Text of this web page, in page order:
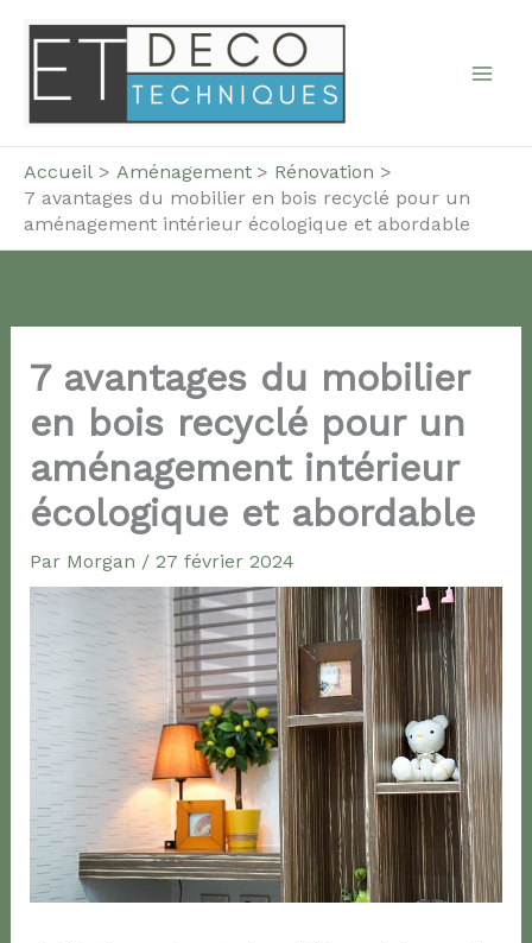
contenu
Accueil Aménagement
Rénovation
7 avantages du mobilier en bois recyclé pour un
aménagement intérieur écologique et abordable
7 avantages du mobilier
en bois recyclé pour un
aménagement intérieur
écologique et abordable
Par Morgan / 27 février 2024